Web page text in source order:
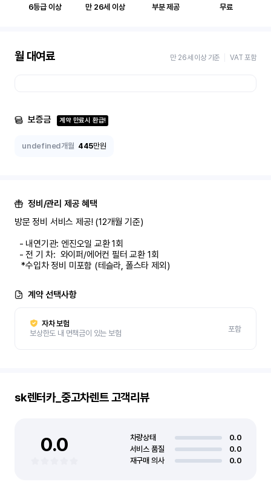
6등급 이상 만 26세 이상 부분 제공 무료
월 대여료 만 26세 이상 기준 VAT 포함
보증금 계약 만료시 환급!
undefined개월 445만원
정비/관리 제공 혜택
방문 정비 서비스 제공! (12개월 기준)
   *수입차 정비 미포함 (테슬라, 폴스타 제외)
계약 선택사항
자차 보험
보상한도 내 면책금이 있는 보험
포함
sk렌터카_중고차렌트고객리뷰
0.0 차량상태
0.0
서비스 품질
0.0
재구매 의사
0.0